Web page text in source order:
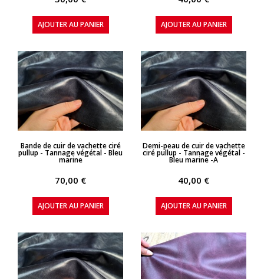
AJOUTER AU PANIER AJOUTER AU PANIER
APERÇU RAPIDE
Bande de cuir de vachette ciré
pullup - Tannage végétal - Bleu
marine
70,00 €
AJOUTER AU PANIER
APERÇU RAPIDE
Demi-peau de cuir de vachette
ciré pullup - Tannage végétal -
Bleu marine -A
40,00 €
AJOUTER AU PANIER